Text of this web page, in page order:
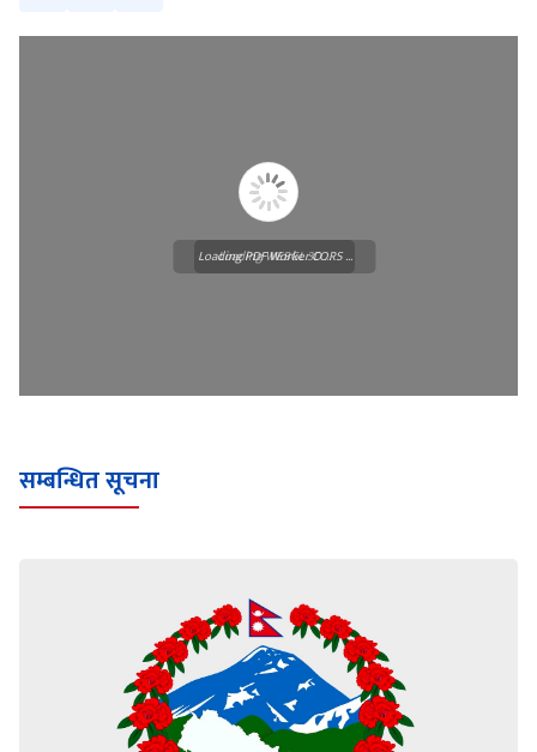
Loading WEBGL 3D ...
Loading PDF Worker CORS ...
सम्बन्धित सूचना